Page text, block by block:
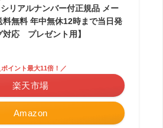
リアルナンバー付正規品 メー
料無料 年中無休12時まで当日発
対応 プレゼント用】
Amazon
ポイント最大11倍！／
楽天市場